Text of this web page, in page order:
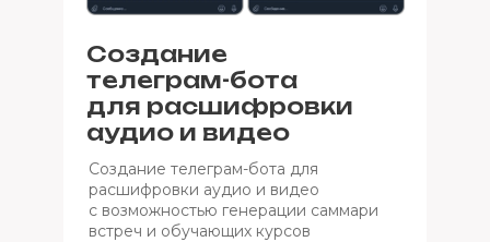
Создание телеграм-бота для
расшифровки аудио и видео
с возможностью генерации саммари
встреч и обучающих курсов
Создание
телеграм-бота
для расшифровки
аудио и видео